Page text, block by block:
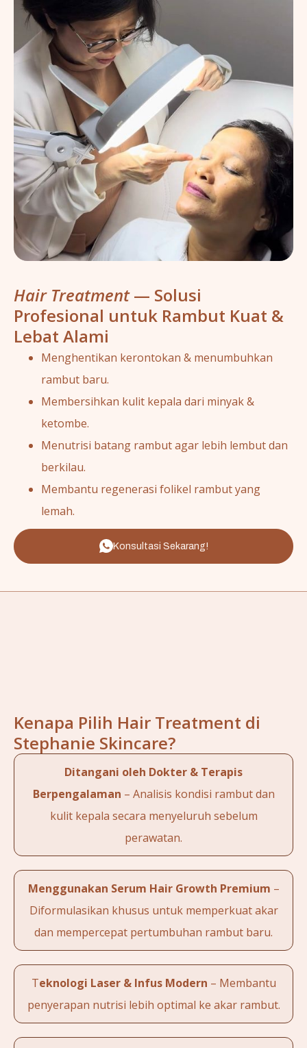
Hair Treatment— Solusi
Profesional untuk Rambut Kuat &
Lebat Alami
Menghentikan kerontokan & menumbuhkan
rambut baru.
Membersihkan kulit kepala dari minyak &
ketombe.
Menutrisi batang rambut agar lebih lembut dan
berkilau.
Membantu regenerasi folikel rambut yang
lemah.
Konsultasi Sekarang!
Kenapa Pilih Hair Treatment di
Stephanie Skincare?
Ditangani oleh Dokter & Terapis
Berpengalaman – Analisis kondisi rambut dan
kulit kepala secara menyeluruh sebelum
perawatan.
Menggunakan Serum Hair Growth Premium –
Diformulasikan khusus untuk memperkuat akar
dan mempercepat pertumbuhan rambut baru.
Teknologi Laser & Infus Modern – Membantu
penyerapan nutrisi lebih optimal ke akar rambut.